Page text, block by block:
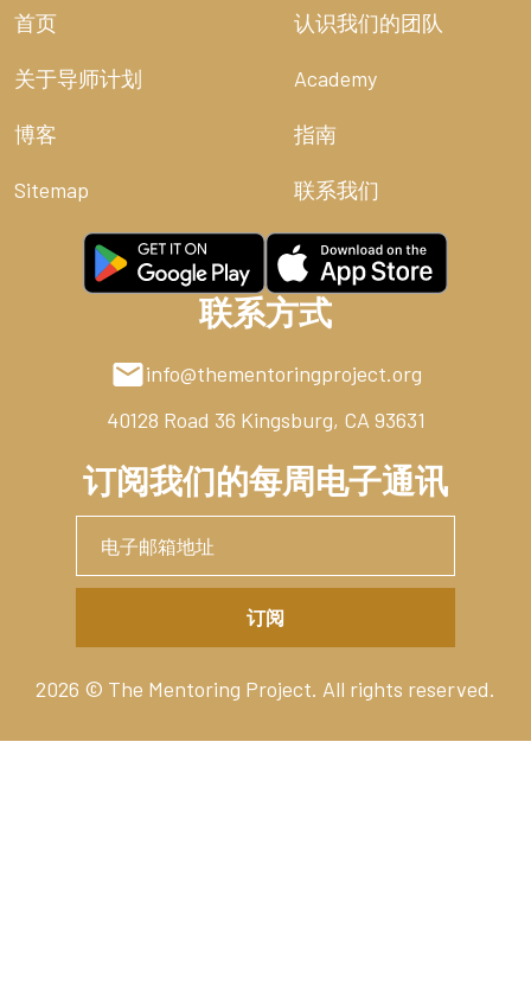
首页 认识我们的团队
关于导师计划 Academy
博客 指南
Sitemap 联系我们
联系方式
info@thementoringproject.org
40128 Road 36 Kingsburg, CA 93631
订阅我们的每周电子通讯
2026 © The Mentoring Project. All rights reserved.